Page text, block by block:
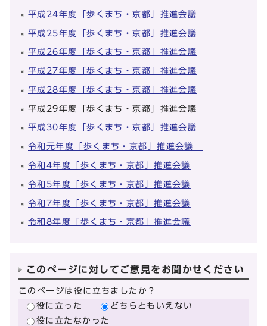
平成24年度「歩くまち・京都」推進会議
平成25年度「歩くまち・京都」推進会議
平成26年度「歩くまち・京都」推進会議
平成27年度「歩くまち・京都」推進会議
平成28年度「歩くまち・京都」推進会議
平成29年度「歩くまち・京都」推進会議
平成30年度「歩くまち・京都」推進会議
令和元年度「歩くまち・京都」推進会議
令和4年度「歩くまち・京都」推進会議
令和5年度「歩くまち・京都」推進会議
令和7年度「歩くまち・京都」推進会議
令和8年度「歩くまち・京都」推進会議
このページに対してご意見をお聞かせください
このページは役に立ちましたか？
役に立った
どちらともいえない
役に立たなかった